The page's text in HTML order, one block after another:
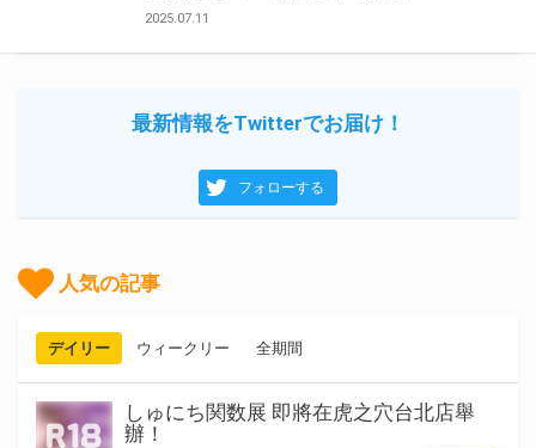
2025.07.11
最新情報をTwitterでお届け！
フォローする
人気の記事
デイリー ウィークリー 全期間
しゅにち関数展 即將在虎之穴台北店舉
辦！